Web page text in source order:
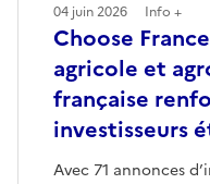
Choose
agricole et
française
investisseurs
Avec 71 annonces
04 juin 2026 Info +